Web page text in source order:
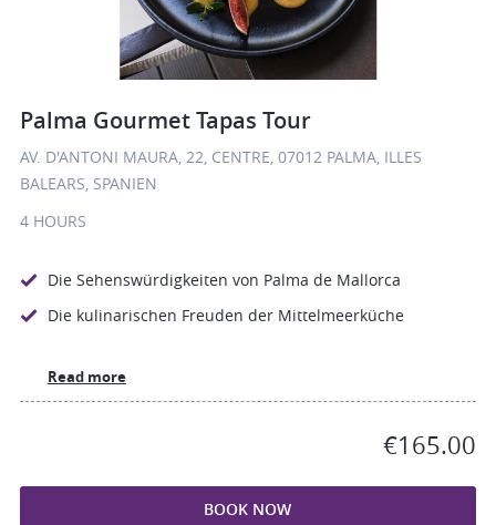
Palma Gourmet Tapas Tour
AV. D'ANTONI MAURA, 22, CENTRE, 07012 PALMA, ILLES
BALEARS, SPANIEN
4 HOURS
Die Sehenswürdigkeiten von Palma de Mallorca
Die kulinarischen Freuden der Mittelmeerküche
Read more
€165.00
BOOK NOW